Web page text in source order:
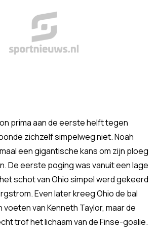
prima aan de eerste helft tegen
zichzelf simpelweg niet. Noah
een gigantische kans om zijn ploeg
De eerste poging was vanuit een lage
schot van Ohio simpel werd gekeerd
Even later kreeg Ohio de bal
voeten van Kenneth Taylor, maar de
trof het lichaam van de Finse-goalie.